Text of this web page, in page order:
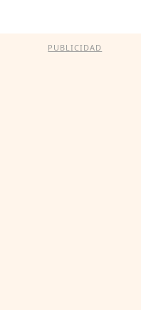
PUBLICIDAD